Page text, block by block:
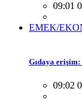
09:01
EMEK/
Gıdaya
09:02